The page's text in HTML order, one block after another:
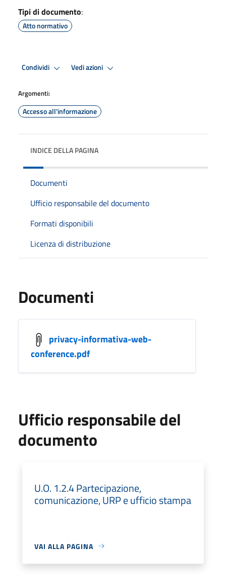
Tipi di documento:
Atto normativo
Condividi Vedi azioni
Argomenti:
Accesso all'informazione
INDICE DELLA PAGINA
Documenti
Ufficio responsabile del documento
Formati disponibili
Licenza di distribuzione
Documenti
privacy-informativa-web-
conference.pdf
Ufficio responsabile del
documento
U.O. 1.2.4 Partecipazione,
comunicazione, URP e ufficio stampa
VAI ALLA PAGINA